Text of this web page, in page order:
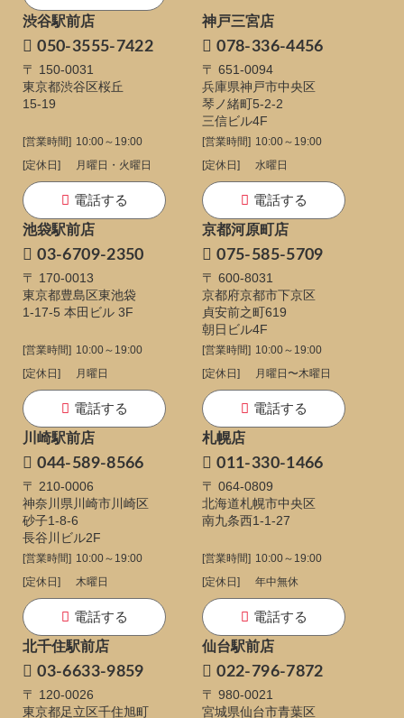
渋谷駅前店
050-3555-7422
〒 150-0031
東京都渋谷区桜丘
15-19
[営業時間] 10:00～19:00
[定休日]
月曜日・火曜日
電話する
神戸三宮店
078-336-4456
〒 651-0094
兵庫県神戸市中央区
琴ノ緒町5-2-2
三信ビル4F
[営業時間] 10:00～19:00
[定休日]
水曜日
電話する
池袋駅前店
03-6709-2350
〒 170-0013
東京都豊島区東池袋
1-17-5 本田ビル 3F
[営業時間] 10:00～19:00
[定休日]
月曜日
電話する
京都河原町店
075-585-5709
〒 600-8031
京都府京都市下京区
貞安前之町619
朝日ビル4F
[営業時間] 10:00～19:00
[定休日]
月曜日〜木曜日
電話する
川崎駅前店
044-589-8566
〒 210-0006
神奈川県川崎市川崎区
砂子1-8-6
長谷川ビル2F
[営業時間] 10:00～19:00
[定休日]
木曜日
電話する
札幌店
011-330-1466
〒 064-0809
北海道札幌市中央区
南九条西1-1-27
[営業時間] 10:00～19:00
[定休日]
年中無休
電話する
北千住駅前店
03-6633-9859
〒 120-0026
東京都足立区千住旭町
仙台駅前店
022-796-7872
〒 980-0021
宮城県仙台市青葉区